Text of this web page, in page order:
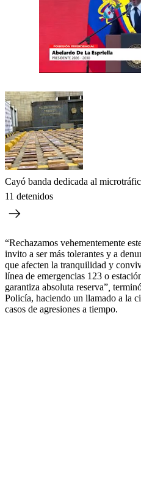
Cayó banda dedicada al
11 detenidos
“Rechazamos vehementemente
invito a ser más tolerantes y a
que afecten la tranquilidad y
línea de emergencias 123 o
garantiza absoluta reserva”
Policía, haciendo un llamado a la
casos de agresiones a tiempo.